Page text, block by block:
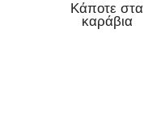
Κάποτε στα
καράβια